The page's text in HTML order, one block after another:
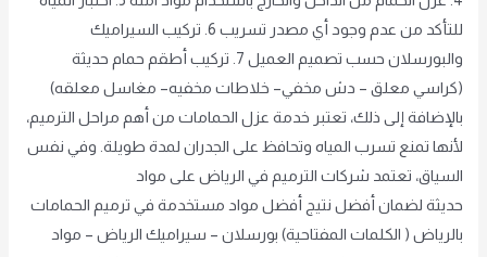
للتأكد من عدم وجود أي مصدر تسريب 6. تركيب السيراميك
والبورسلان حسب تصميم العميل 7. تركيب أطقم حمام حديثة
(كراسي معلق – دش مخفي– خلاطات مخفيه– مغاسل معلقه)
بالإضافة إلى ذلك، تعتبر خدمة عزل الحمامات من أهم مراحل الترميم،
لأنها تمنع تسرب المياه وتحافظ على الجدران لمدة طويلة. وفي نفس
السياق، تعتمد شركات الترميم في الرياض على مواد
حديثة لضمان أفضل نتيج أفضل مواد مستخدمة في ترميم الحمامات
بالرياض ( الكلمات المفتاحية) بورسلان – سيراميك الرياض – مواد